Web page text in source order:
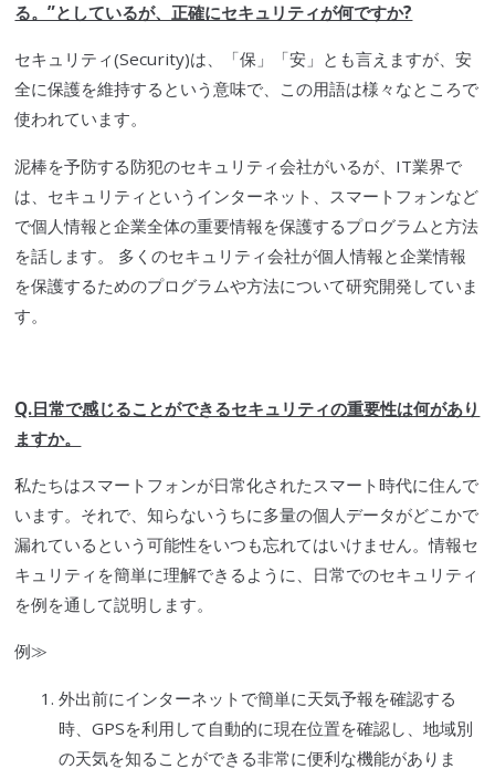
る。”としているが、正確にセキュリティが何ですか?
セキュリティ(Security)は、「保」「安」とも言えますが、安
全に保護を維持するという意味で、この用語は様々なところで
使われています。
泥棒を予防する防犯のセキュリティ会社がいるが、IT業界で
は、セキュリティというインターネット、 スマートフォンなど
で個人情報と企業全体の重要情報を保護するプログラムと方法
を話します。 多くのセキュリティ会社が個人情報と企業情報
を保護するためのプログラムや方法について研究開発していま
す。
Q.日常で感じることができるセキュリティの重要性は何があり
ますか。
私たちはスマートフォンが日常化されたスマート時代に住んで
います。それで、知らないうちに多量の個人データがどこかで
漏れているという可能性をいつも忘れてはいけません。情報セ
キュリティを簡単に理解できるように、日常でのセキュリティ
を例を通して説明します。
例≫
外出前にインターネットで簡単に天気予報を確認する
時、GPSを利用して自動的に現在位置を確認し、地域別
の天気を知ることができる非常に便利な機能がありま